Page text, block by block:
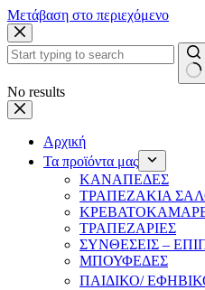
Μετάβαση στο περιεχόμενο
No results
Αρχική
Τα προϊόντα μας
ΚΑΝΑΠΕΔΕΣ
ΤΡΑΠΕΖΑΚΙΑ
ΤΡΑΠΕΖΑΡΙΕΣ
ΣΥΝΘΕΣΕΙΣ –
ΜΠΟΥΦΕΔΕΣ
ΠΑΙΔΙΚΟ/